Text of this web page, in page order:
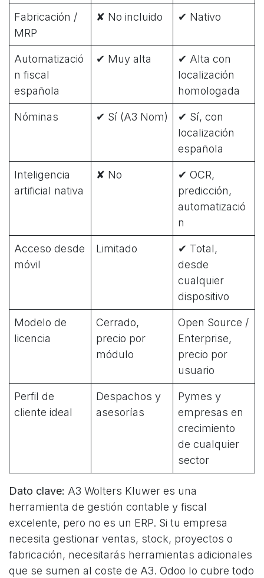
Fabricación /
MRP
✘ No incluido ✔ Nativo
Automatizació
n fiscal
española
✔ Muy alta
✔ Alta con
localización
homologada
Nóminas ✔ Sí (A3 Nom)
✔ Sí, con
localización
española
Inteligencia
artificial nativa
✘ No
✔ OCR,
predicción,
automatizació
n
Acceso desde
móvil
Limitado
✔ Total,
desde
cualquier
dispositivo
Modelo de
licencia
Cerrado,
precio por
módulo
Open Source /
Enterprise,
precio por
usuario
Perfil de
cliente ideal
Despachos y
asesorías
Pymes y
empresas en
crecimiento
de cualquier
sector
Dato clave: A3 Wolters Kluwer es una
herramienta de gestión contable y fiscal
excelente, pero no es un ERP. Si tu empresa
necesita gestionar ventas, stock, proyectos o
fabricación, necesitarás herramientas adicionales
que se sumen al coste de A3. Odoo lo cubre todo